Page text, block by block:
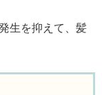
生を抑えて、髪